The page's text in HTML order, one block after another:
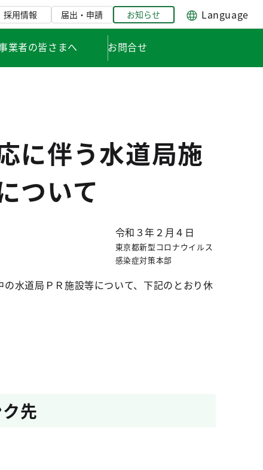
採用情報 届出・申請 お知らせ Language
業者の皆さまへ お問合せ
に伴う水道局施
ついて
令和３年２月４日
東京都新型コロナウイルス
感染症対策本部
水道局ＰＲ施設等について、下記のとおり休
先